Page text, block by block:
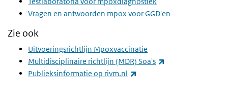
Vragen en antwoorden mpox voor GGD'en
Zie ook
Uitvoeringsrichtlijn Mpoxvaccinatie
Multidisciplinaire richtlijn (MDR) Soa's
Publieksinformatie op rivm.nl